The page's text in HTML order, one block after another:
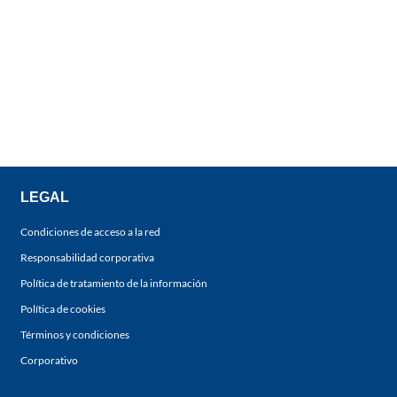
LEGAL
Condiciones de acceso a la red
Responsabilidad corporativa
Política de tratamiento de la información
Política de cookies
Términos y condiciones
Corporativo